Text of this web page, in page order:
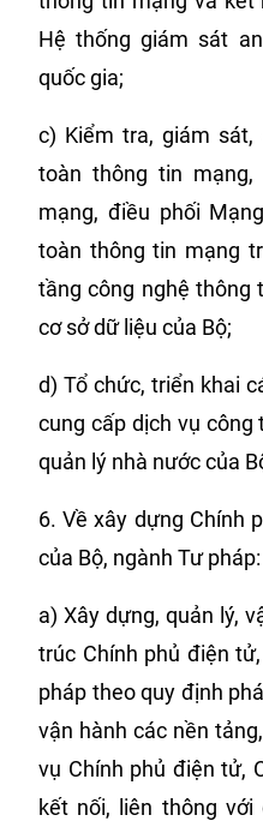
Hệ thống giám sát
quốc gia;
c) Kiểm tra, giám
toàn thông tin mạng,
mạng, điều phối
toàn thông tin mạng
tầng công nghệ thông
cơ sở dữ liệu của Bộ;
d) Tổ chức, triển khai
cung cấp dịch vụ
quản lý nhà nước của
6. Về xây dựng Chính
của Bộ, ngành Tư pháp:
a) Xây dựng, quản lý,
trúc Chính phủ điện
pháp theo quy định
vận hành các nền
vụ Chính phủ điện tử,
kết nối, liên thông